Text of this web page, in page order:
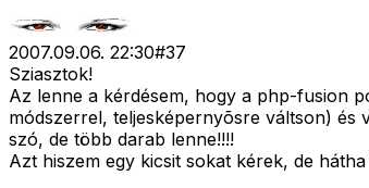
2007.09.06. 22:30#37
Sziasztok!
Az lenne a kérdésem, hogy a php-fusion
módszerrel, teljesképernyõsre váltson) és
szó, de több darab lenne!!!!
Azt hiszem egy kicsit sokat kérek, de